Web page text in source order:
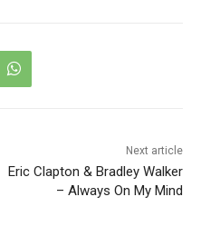
Next article
Eric Clapton & Bradley Walker
– Always On My Mind